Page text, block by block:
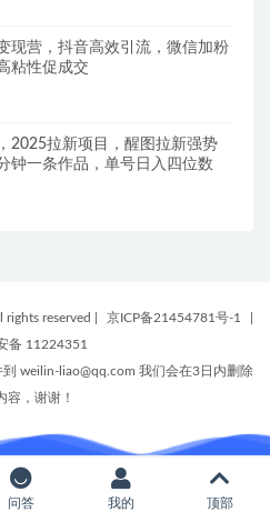
现营，抖音高效引流，微信加粉
粘性促成交
2025拉新项目，醒图拉新强势
钟一条作品，单号日入四位数
rights reserved 京ICP备21454781号-1
备 11224351
weilin-liao@qq.com 我们会在3日内删除
容，谢谢！
问答 我的 顶部